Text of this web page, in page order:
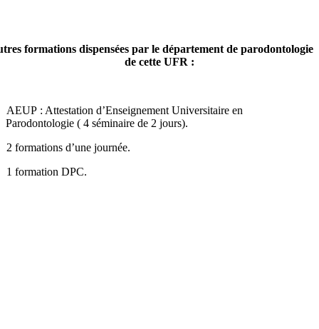
formations dispensées par le département de parodontologie
de cette UFR :
AEUP : Attestation d’Enseignement Universitaire en
Parodontologie ( 4 séminaire de 2 jours).
2 formations d’une journée.
1 formation DPC.